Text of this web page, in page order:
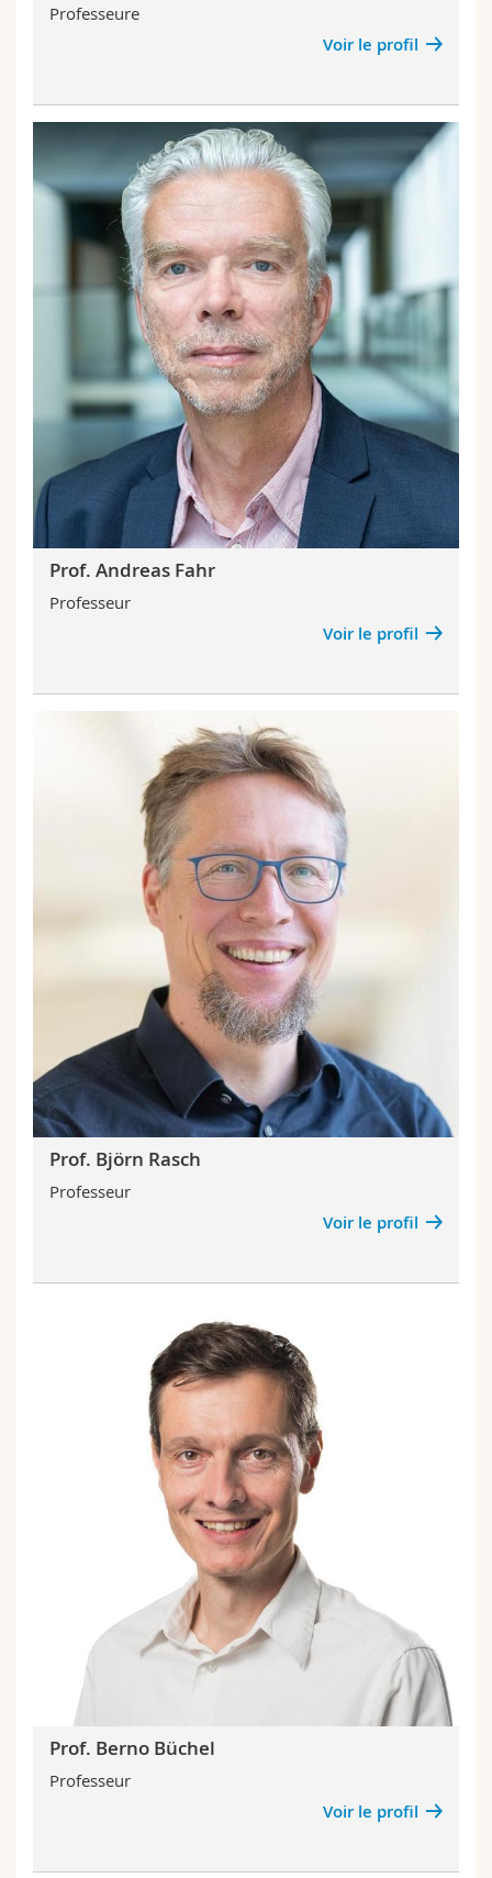
Professeure
Voir le profil
Prof. Andreas Fahr
Professeur
Voir le profil
Prof. Björn Rasch
Professeur
Voir le profil
Prof. Berno Büchel
Professeur
Voir le profil